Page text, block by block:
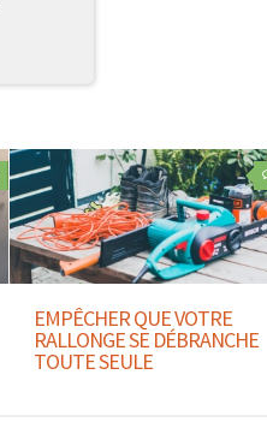
EMPÊCHER QUE VOTRE
RALLONGE SE DÉBRANCHE
TOUTE SEULE